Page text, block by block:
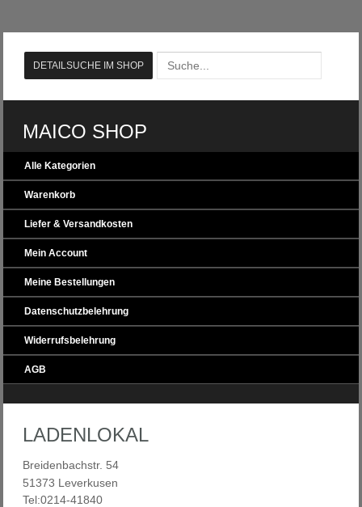
MAICO SHOP
Alle Kategorien
Warenkorb
Liefer & Versandkosten
Mein Account
Meine Bestellungen
Datenschutzbelehrung
Widerrufsbelehrung
AGB
LADENLOKAL
Breidenbachstr. 54
51373 Leverkusen
Tel:0214-41840